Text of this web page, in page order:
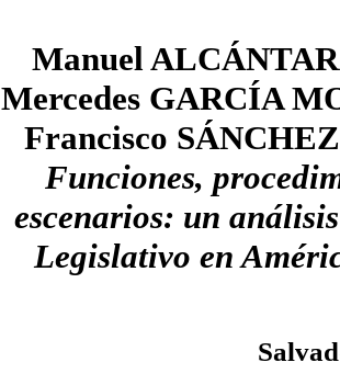
Manuel
Mercedes GARCÍA
Francisco
Funciones,
escenarios: un
Legislativo en